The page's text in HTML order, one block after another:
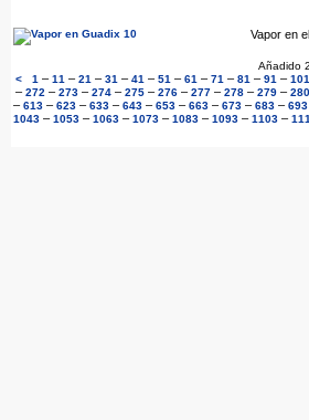
Vapor en
Añadido
<
1 – 11 – 21 – 31 – 41 – 51 – 61 – 71 – 81 – 91 – 101
– 272 – 273– 274– 275– 276– 277– 278– 279– 280
– 613 – 623 – 633 – 643 – 653 – 663 – 673 – 683 – 693
1043 – 1053 – 1063 – 1073 – 1083 – 1093 – 1103 –